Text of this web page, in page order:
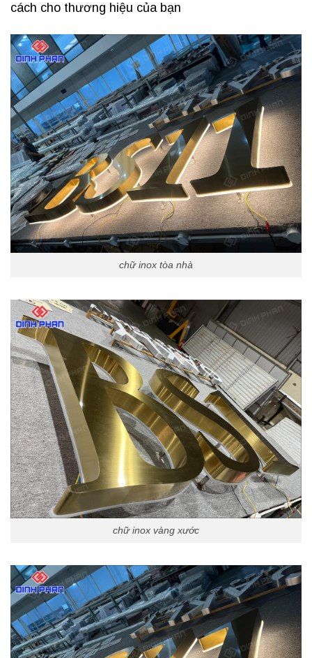
cách cho thương hiệu của bạn
chữ inox tòa nhà
chữ inox vàng xước